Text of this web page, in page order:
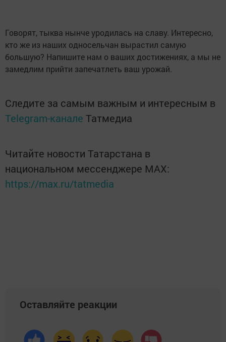
Говорят, тыква нынче уродилась на славу. Интересно,
кто же из наших односельчан вырастил самую
большую? Напишите нам о ваших достижениях, а мы не
замедлим прийти запечатлеть ваш урожай.
Следите за самым важным и интересным в
Telegram-канале Татмедиа
Читайте новости Татарстана в
национальном мессенджере MАХ:
https://max.ru/tatmedia
Оставляйте реакции